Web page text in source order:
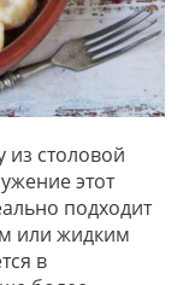
из столовой
этот
подходит
или жидким
в